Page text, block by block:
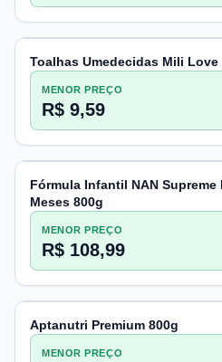
Toalhas Umedecidas Mili Love
MENOR PREÇO
R$ 9,59
Fórmula Infantil NAN Supreme
Meses 800g
MENOR PREÇO
R$ 108,99
Aptanutri Premium 800g
MENOR PREÇO